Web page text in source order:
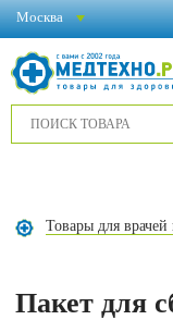
Москва
Товары для
Пакет для